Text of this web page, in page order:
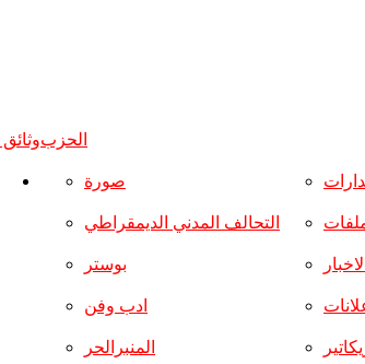
الحزب
صورة
التحالف المدني الديمقراطي
بوستر
ادب وفن
المنبرالحر